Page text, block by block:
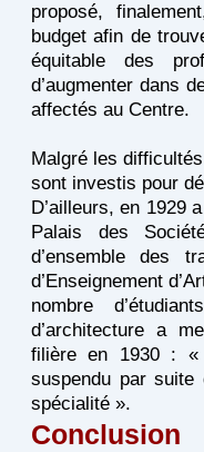
proposé,
budget afin de
équitable des
d’augmenter dans
affectés au Centre.
Malgré les
sont investis pour
D’ailleurs, en 1929
Palais des
d’ensemble des
d’Enseignement
nombre
d’architecture a
filière en 1930 : «
suspendu par suite
spécialité ».
Conclusion